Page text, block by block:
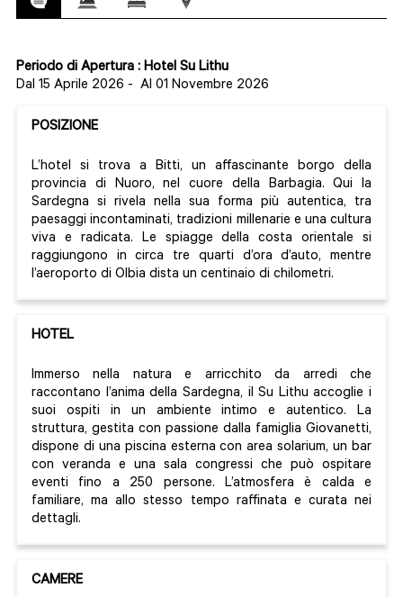
Periodo di Apertura : Hotel Su Lithu
Dal 15 Aprile 2026 - Al 01 Novembre 2026
POSIZIONE
L’hotel si trova a Bitti, un affascinante borgo della
provincia di Nuoro, nel cuore della Barbagia. Qui la
Sardegna si rivela nella sua forma più autentica, tra
paesaggi incontaminati, tradizioni millenarie e una cultura
viva e radicata. Le spiagge della costa orientale si
raggiungono in circa tre quarti d’ora d’auto, mentre
l’aeroporto di Olbia dista un centinaio di chilometri.
HOTEL
Immerso nella natura e arricchito da arredi che
raccontano l’anima della Sardegna, il Su Lithu accoglie i
suoi ospiti in un ambiente intimo e autentico. La
struttura, gestita con passione dalla famiglia Giovanetti,
dispone di una piscina esterna con area solarium, un bar
con veranda e una sala congressi che può ospitare
eventi fino a 250 persone. L’atmosfera è calda e
familiare, ma allo stesso tempo raffinata e curata nei
dettagli.
CAMERE